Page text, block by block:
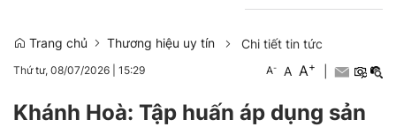
Trang chủ Thương hiệu uy tín Chi tiết tin tức
Thứ tư, 08/07/2026 15:29 A- A A+
Khánh Hoà: Tập huấn áp dụng sản